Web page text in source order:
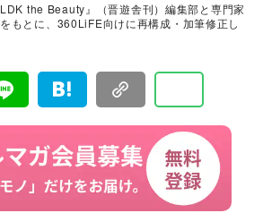
情報を発信中。姉妹誌であるテストする女性誌
同様、メーカーに忖度する事なく、編集部と
the Beauty』（晋遊舎刊）編集部と専門家
もとに、360LiFE向けに再構成・加筆修正し